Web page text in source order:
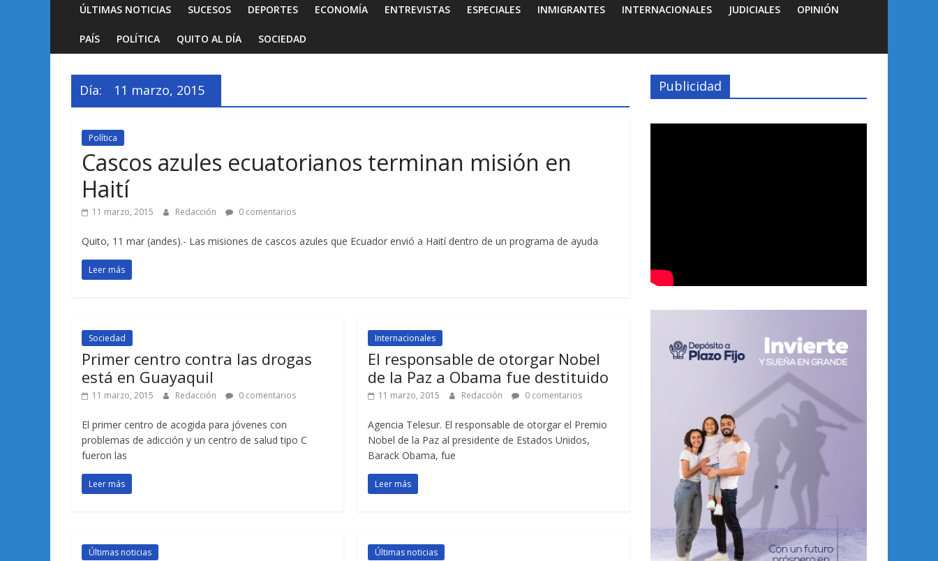
ÚLTIMAS NOTICIAS SUCESOS DEPORTES ECONOMÍA ENTREVISTAS ESPECIALES INMIGRANTES INTERNACIONALES JUDICIALES OPINIÓN
PAÍS POLÍTICA QUITO AL DÍA SOCIEDAD
Día: 11 marzo, 2015
Política
Cascos azules ecuatorianos terminan misión en
Haití
11 marzo, 2015 Redacción 0 comentarios
Quito, 11 mar (andes).- Las misiones de cascos azules que Ecuador envió a Haití dentro de un programa de ayuda
Leer más
Sociedad
Primer centro contra las drogas
está en Guayaquil
11 marzo, 2015 Redacción 0 comentarios
El primer centro de acogida para jóvenes con
problemas de adicción y un centro de salud tipo C
fueron las
Leer más
Internacionales
El responsable de otorgar Nobel
de la Paz a Obama fue destituido
11 marzo, 2015 Redacción 0 comentarios
Agencia Telesur. El responsable de otorgar el Premio
Nobel de la Paz al presidente de Estados Unidos,
Barack Obama, fue
Leer más
Últimas noticias Últimas noticias
Publicidad